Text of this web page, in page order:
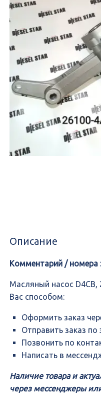
Описание
Комментарий / номера
Масляный насоc
Вас способом:
Оформить заказ
Отправить заказ по
Позвонить по
Написать в
Наличие товара и
через мессенджеры